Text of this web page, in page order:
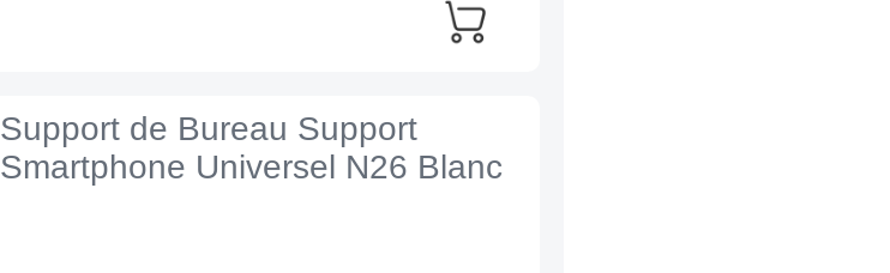
Support de Bureau Support
Smartphone Universel N26 Blanc